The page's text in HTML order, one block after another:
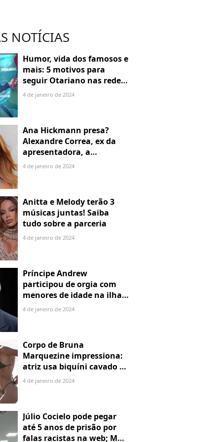
NOTÍCIAS
Humor, vida dos famosos e
mais: 5 motivos para
seguir Otariano nas redes
sociais
4 de janeiro de 2024
Ana Hickmann presa?
Alexandre Correa, ex da
apresentadora, a
denuncia por alienação
4 de janeiro de 2024
Anitta e Melody terão 3
músicas juntas! Saiba
tudo sobre a parceria
4 de janeiro de 2024
Príncipe Andrew
participou de orgia com
menores de idade na ilha
de Jeffrey Epstein, chefe de
4 de janeiro de 2024
Corpo de Bruna
Marquezine impressiona:
atriz usa biquíni cavado e
body chain ao chegar em
4 de janeiro de 2024
Júlio Cocielo pode pegar
até 5 anos de prisão por
falas racistas na web; MPF